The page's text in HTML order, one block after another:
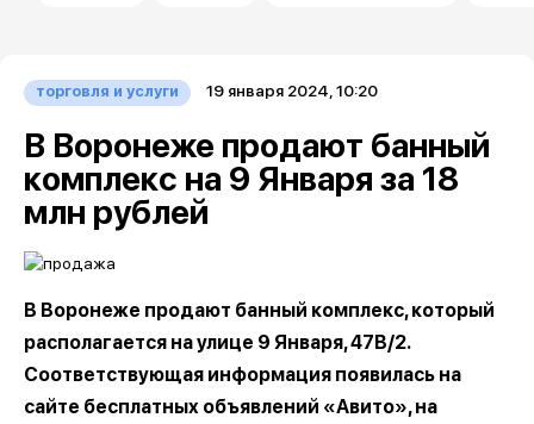
торговля и услуги 19 января 2024, 10:20
В Воронеже продают банный
комплекс на 9 Января за 18
млн рублей
В Воронеже продают банный комплекс, который
располагается на улице 9 Января, 47В/2.
Соответствующая информация появилась на
сайте бесплатных объявлений «Авито», на